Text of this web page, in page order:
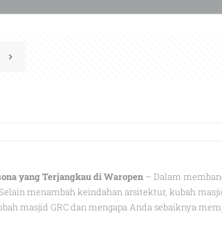
yang Terjangkau di Waropen – Dalam
menambah keindahan arsitektur, kubah
masjid GRC dan mengapa Anda sebaiknya